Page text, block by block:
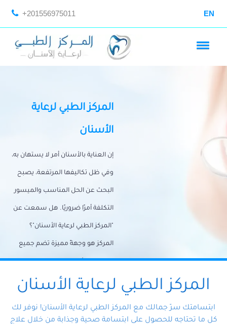
+201556975011 EN
المركز الطبي لرعاية
الأسنان
إن العناية بالأسنان أمر لا يستهان به،
وفي ظل تكاليفها المرتفعة، يصبح
البحث عن الحل المناسب والميسور
التكلفة أمرًا ضروريًا. هل سمعت عن
"المركز الطبي لرعاية الأسنان"؟
المركز هو وجهةً مميزة تضم جميع
احتياجات الأسنان تحت سقف واحد،
وتضمن لك حلاً شاملًا لجميع
المتخصص ذوي الخبرة، ستجد نفسك
المركز الطبي لرعاية الأسنان
ابتسامتك سرّ جمالك مع المركز الطبي لرعاية الأسنان! نوفر لك
كل ما تحتاجه للحصول على ابتسامة صحية وجذابة من خلال علاج